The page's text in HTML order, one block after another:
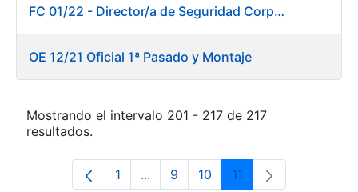
FC 01/22 - Director/a de Seguridad Corporativa
OE 12/21 Oficial 1ª Pasado y Montaje
Mostrando el intervalo 201 - 217 de 217
resultados.
Página
1 ...Páginas intermedias Use TAB para
Página
9 Página
10 Página
11